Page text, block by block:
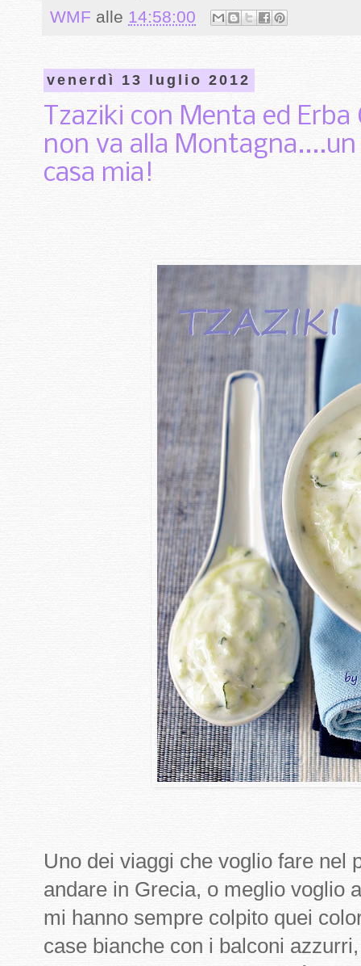
WMF alle 14:58:00
venerdì 13 luglio 2012
Tzaziki con Menta ed
non va alla
casa mia!
Uno dei viaggi che voglio fare nel
andare in Grecia, o meglio voglio
mi hanno sempre colpito quei
case bianche con i balconi